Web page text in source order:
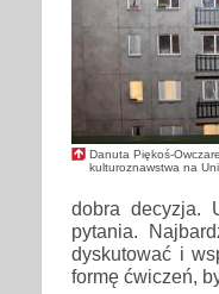
Danuta Piękoś-
kulturoznawstwa na
dobra decyzja.
pytania.
dyskutować i
formę ćwiczeń,